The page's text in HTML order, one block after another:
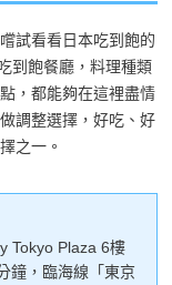
試看看日本吃到飽的
到飽餐廳，料理種類
，都能夠在這裡盡情
調整選擇，好吃、好
之一。
Tokyo Plaza 6樓
鐘，臨海線「東京